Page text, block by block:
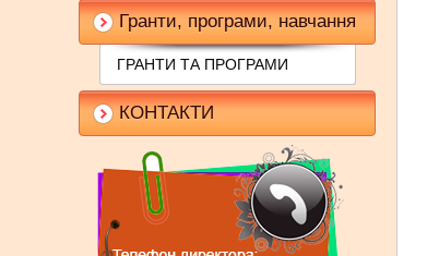
Гранти, програми, навчання
ГРАНТИ ТА ПРОГРАМИ
КОНТАКТИ